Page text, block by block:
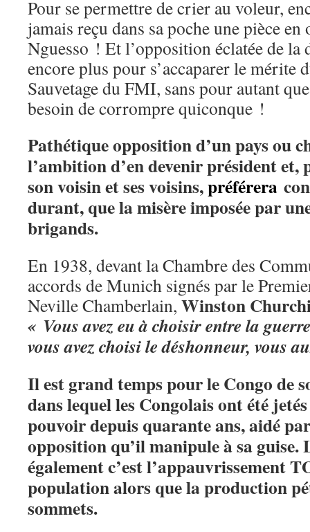
Pour se permettre de crier au voleur,
jamais reçu dans sa poche une pièce
Nguesso ! Et l’opposition éclatée de la
encore plus pour s’accaparer le mérite
Sauvetage du FMI, sans pour autant
besoin de corrompre quiconque !
Pathétique opposition d’un pays ou
l’ambition d’en devenir président et,
son voisin et ses voisins,préférera
durant, que la misère imposée par
brigands.
En 1938, devant la Chambre des
accords de Munich signés par le
Neville Chamberlain, Winston
« Vous avez eu à choisir entre la
vous avez choisi le déshonneur, vous
Il est grand temps pour le Congo de
dans lequel les Congolais ont été
pouvoir depuis quarante ans, aidé
opposition qu’il manipule à sa guise.
également c’est l’appauvrissement
population alors que la production
sommets.